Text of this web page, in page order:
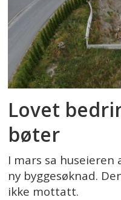
Lovet
bøter
I mars sa huseieren
ny byggesøknad.
ikke mottatt.